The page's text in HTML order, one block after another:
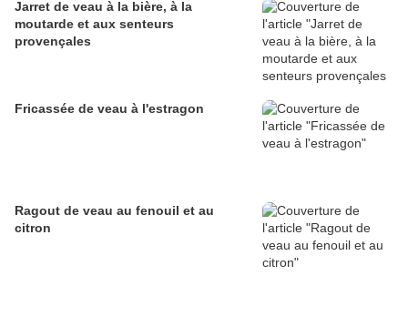
Jarret de veau à la bière, à la
moutarde et aux senteurs
provençales
Fricassée de veau à l'estragon
Ragout de veau au fenouil et au
citron